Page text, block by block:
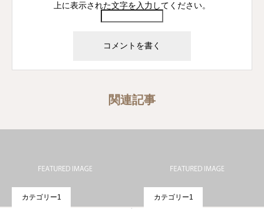
上に表示された文字を入力してください。
関連記事
カテゴリー1 カテゴリー1